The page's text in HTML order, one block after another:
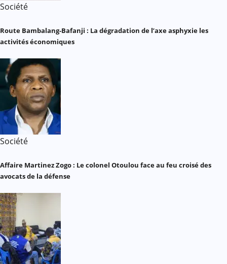
Société
Route Bambalang-Bafanji : La dégradation de l’axe asphyxie les
activités économiques
Société
Affaire Martinez Zogo : Le colonel Otoulou face au feu croisé des
avocats de la défense